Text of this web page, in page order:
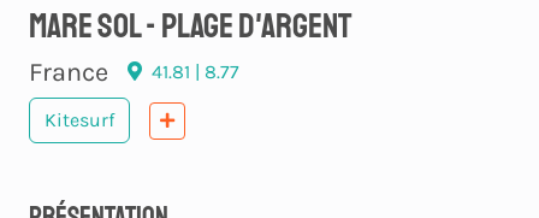
Mare Sol - Plage d'Argent
France 41.81 | 8.77
Kitesurf